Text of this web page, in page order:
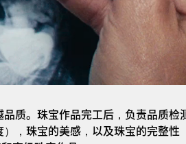
质。珠宝作品完工后，负责品质
，珠宝的美感，以及珠宝的完整